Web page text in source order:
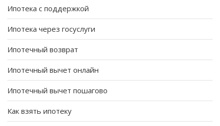
Ипотека с поддержкой
Ипотека через госуслуги
Ипотечный возврат
Ипотечный вычет онлайн
Ипотечный вычет пошагово
Как взять ипотеку